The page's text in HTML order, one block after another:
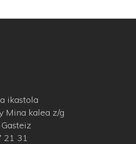
ikastola
Mina kalea z/g
21 31